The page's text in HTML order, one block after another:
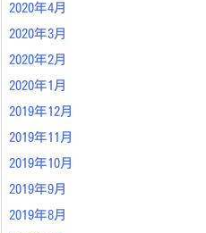
2020年4月
2020年3月
2020年2月
2020年1月
2019年12月
2019年11月
2019年10月
2019年9月
2019年8月